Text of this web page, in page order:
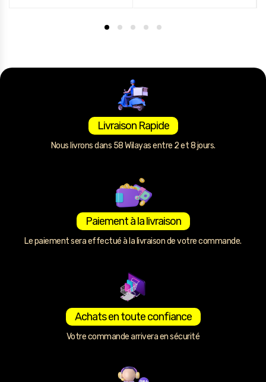
Livraison Rapide
Nous livrons dans 58 Wilayas entre 2 et 8 jours.
Paiement à la livraison
Le paiement sera effectué à la livraison de votre commande.
Achats en toute confiance
Votre commande arrivera en sécurité